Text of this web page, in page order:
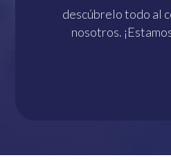
descúbrelo todo al
nosotros.
¡HAZLO